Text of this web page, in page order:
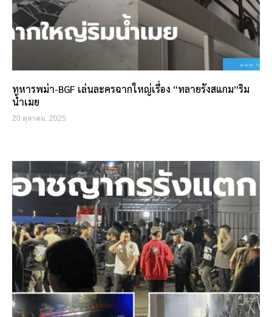
ทหารพม่า-BGF เล่นละครฉากใหญ่เรื่อง “ทลายรังสแกม”ริม
น้ำเมย
20 ตุลาคม, 2025